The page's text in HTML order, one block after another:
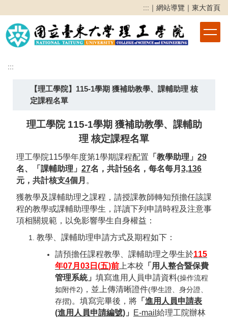
到
主
要
區
::: ｜ 網站導覽 ｜ 東大首頁
:::
【理工學院】115-1學期 獲補助教學、課輔助理 核
定課程名單
理工學院 115-1學期 獲補助教學、課輔助
理 核定課程名單
理工學院115學年度第1學期課程配置 「教學助理」 29
名、「課輔助理」 27名，共計56名 ，每名每月 3,136
元，共計核支4個月 。
獲教學及課輔助理之課程，請授課教師轉知預擔任該課
程的教學或課輔助理學生，詳讀下列申請時程及注意事
項相關規範，以免影響學生自身權益：
教學、課輔助理申請方式及期程如下：
請預擔任課程教學、課輔助理之學生於115
年07月 03 日 (五)前 上本校 「用人整合暨保費
管理系統」 填寫進用人員申請資料(操作流程
如附件2) ，並上傳清晰證件(學生證、身分證、
存摺)。填寫完畢後，將 「 進用人員申請表
(進用人員申請編號) 」 E-mail 給理工院辦林